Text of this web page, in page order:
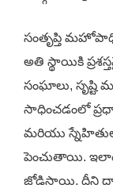
సంతృప్తి
అతి స్థాయికి
సంఘాలు,
సాధించడంలో
మరియు
పెంచుతాయి.
జోడిస్తాయి, దీని